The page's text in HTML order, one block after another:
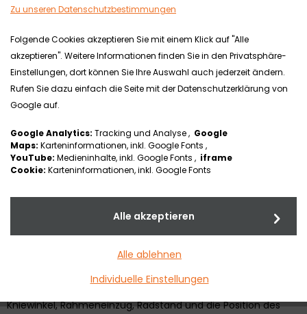
Zu den Produktvideos
TRAVELER 4you Ergo / pure
NEU:Jetzt Ausstattung "Edition PURE" entdecken - extra
leichte Ausstattung mit einem Rollstuhlgesamtgewicht ab 10
kg!
Der Aktiv-Faltrollstuhl TRAVELER 4you Ergo zeichnet sich
durch eine filigrane und individuelle Rahmengeometrie mit
ergonomischem Sitzknick aus. Es ergibt sich eine stabile
Sitzposition mit ”Tuberstopp”. Beim TRAVELER 4you Ergo
sind 12 Rahmenparameter frei wählbar, wie beispielsweise
Kniewinkel, Rahmeneinzug, Radstand und die Position des
Zu unseren Datenschutzbestimmungen
Folgende Cookies akzeptieren Sie mit einem Klick auf "Alle
akzeptieren". Weitere Informationen finden Sie in den Privatsphäre-
Einstellungen, dort können Sie Ihre Auswahl auch jederzeit ändern.
Rufen Sie dazu einfach die Seite mit der Datenschutzerklärung von
Google auf.
Google Analytics: Tracking und Analyse , Google
Maps: Karteninformationen, inkl. Google Fonts ,
YouTube: Medieninhalte, inkl. Google Fonts , iframe
Cookie: Karteninformationen, inkl. Google Fonts
Individuelle Einstellungen
Alle ablehnen
Alle akzeptieren